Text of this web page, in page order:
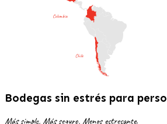
Bodegas sin estrés para
Más simple, Más seguro, Menos estresante.